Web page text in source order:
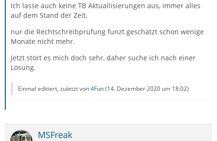
Ich lasse auch keine TB Aktuallisierungen aus, immer alles
auf dem Stand der Zeit,
nur die Rechtschreibprüfung funzt geschätzt schon wenige
Monate nicht mehr.
Jetzt stört es mich doch sehr, daher suche ich nach einer
Lösung.
Einmal editiert, zuletzt von4Fun(14. Dezember 2020 um 18:02)
MSFreak